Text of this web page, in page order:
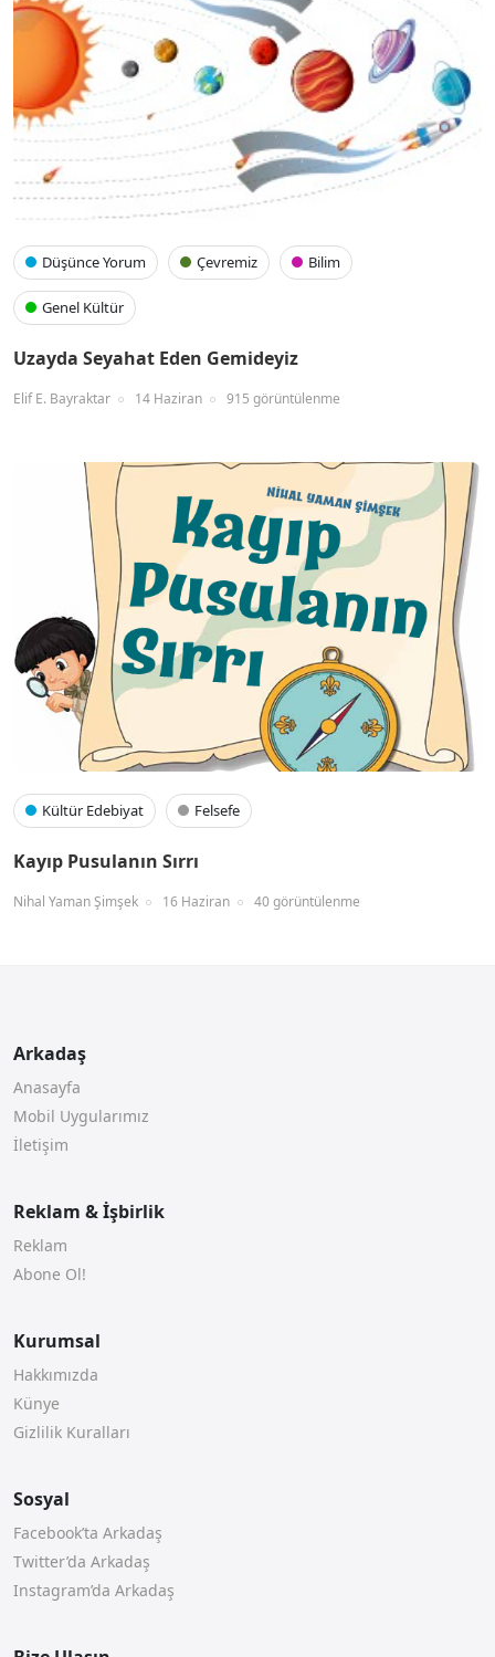
Düşünce Yorum Çevremiz Bilim
Genel Kültür
Uzayda Seyahat Eden Gemideyiz
Elif E. Bayraktar 14 Haziran 915 görüntülenme
Kültür Edebiyat Felsefe
Kayıp Pusulanın Sırrı
Nihal Yaman Şimşek 16 Haziran 40 görüntülenme
Arkadaş
Anasayfa
Mobil Uygularımız
İletişim
Reklam & İşbirlik
Reklam
Abone Ol!
Kurumsal
Hakkımızda
Künye
Gizlilik Kuralları
Sosyal
Facebook’ta Arkadaş
Twitter’da Arkadaş
Instagram’da Arkadaş